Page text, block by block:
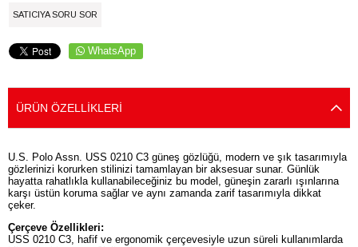
SATICIYA SORU SOR
WhatsApp
ÜRÜN ÖZELLIKLERI
U.S. Polo Assn. USS 0210 C3 güneş gözlüğü, modern ve şık tasarımıyla
gözlerinizi korurken stilinizi tamamlayan bir aksesuar sunar. Günlük
hayatta rahatlıkla kullanabileceğiniz bu model, güneşin zararlı ışınlarına
karşı üstün koruma sağlar ve aynı zamanda zarif tasarımıyla dikkat
çeker.
Çerçeve Özellikleri:
USS 0210 C3, hafif ve ergonomik çerçevesiyle uzun süreli kullanımlarda